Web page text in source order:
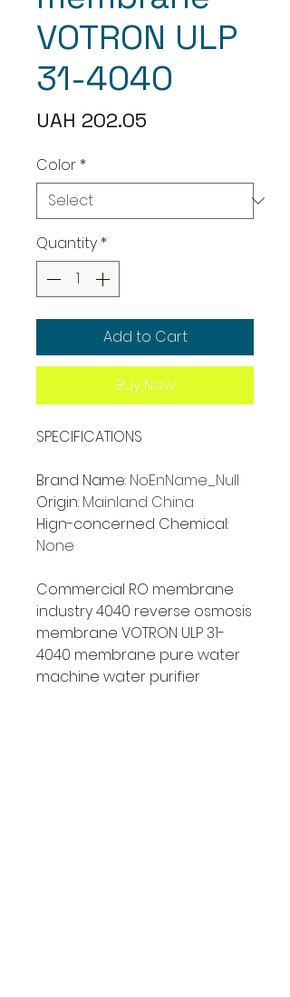
VOTRON ULP
31-4040
UAH 202.05
Color *
Quantity *
Add to Cart
Buy Now
SPECIFICATIONS
Brand Name: NoEnName_Null
Origin: Mainland China
Hign-concerned Chemical:
None
Commercial RO membrane
industry 4040 reverse osmosis
membrane VOTRON ULP 31-
4040 membrane pure water
machine water purifier